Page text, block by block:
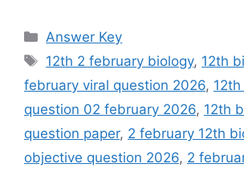
Categories
Answer Key
Tags
12th 2 february biology, 12th
february viral question 2026,
question 02 february 2026, 12th
question paper, 2 february 12th
objective question 2026, 2